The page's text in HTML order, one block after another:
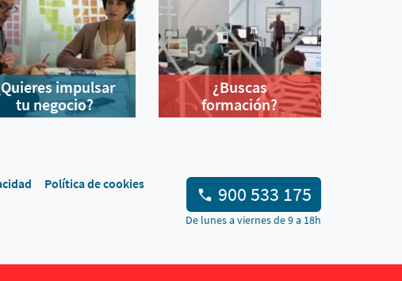
impulsar
tu negocio?
¿Buscas
formación?
Política de cookies 900 533 175
De lunes a viernes de 9 a 18h